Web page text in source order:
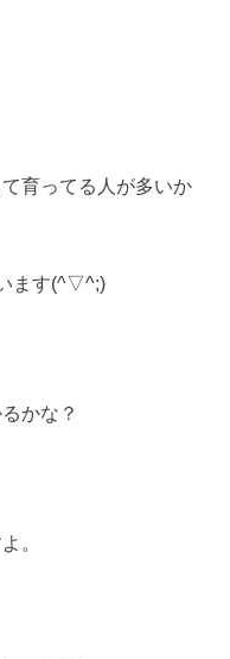
育ってる人が多いか
ます(^▽^;)
かな？
。